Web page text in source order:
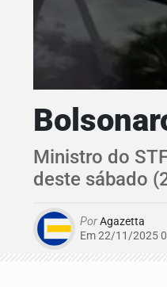
Ministro do
deste sábado
PorAgazetta
Em 22/11/2025